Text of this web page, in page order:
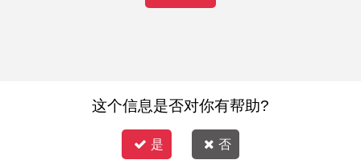
这个信息是否对你有帮助?
是 否